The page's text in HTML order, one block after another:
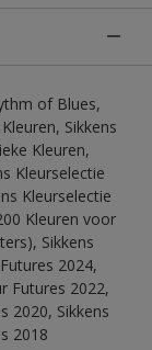
of Blues,
Sikkens
Kleuren,
Kleurselectie
Kleurselectie
Kleuren voor
Sikkens
2024,
Futures 2022,
2020, Sikkens
2018